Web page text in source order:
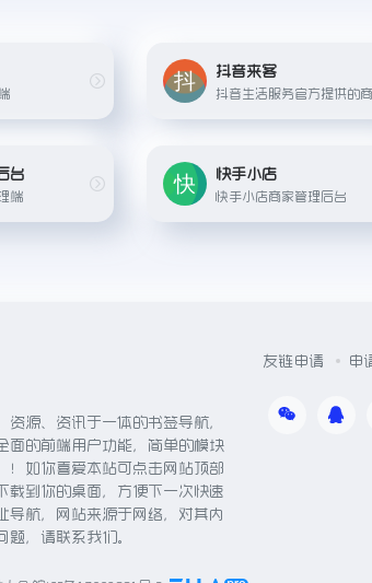
抖音来客
台
端
快手小店
快手小店商家管理后台
资源、资讯于一体的书签导航，
面的前端用户功能，简单的模块
！如你喜爱本站可点击网站顶部
载到你的桌面，方便下一次快速
导航，网站来源于网络，对其内
题，请联系我们。
友链申请 申